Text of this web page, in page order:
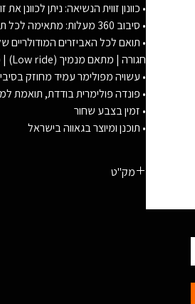
• כוונון זווית הנשיאה: ניתן
• סיבוב 360 מעלות: מתאימה לכל תרחיש – נשיאה בגב התחתון או שליפה בצולבת
חגורה | מתאם מנמיך (Low ride) | פלטת ירך
• עשויה מפולימר עמיד מחוזק
• פונדה פולימרית בודדת, תואמת
• זמין בצבע שחור
• תוכנן ומיוצר בגאווה בישראל
מק"ט